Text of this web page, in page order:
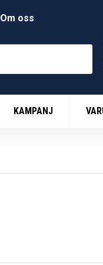
Om oss
KAMPANJ